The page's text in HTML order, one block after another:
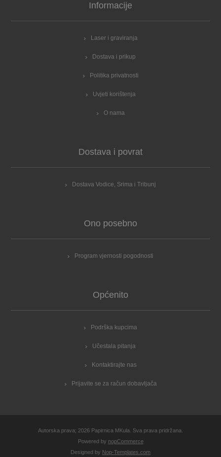
Informacije
Laser i graviranja
Dostava i prikup
Politika privatnosti
Uvjeti korištenja
O nama
Dostava i povrat
Dostava Vodice, Srima i Tribunj
Ono posebno
Program vjernosti pogodnosti
Općenito
Podrška kupcima
Učestala pitanja
Kontaktirajte nas
Prijavite se za račun dobavljača
Autorska prava; 2026 Papirnica MKula. Sva prava pridržana.
Powered by nopCommerce
Designed by Nop-Templates.com